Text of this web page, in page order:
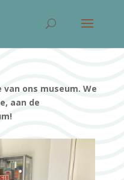
ons museum. We
aan de